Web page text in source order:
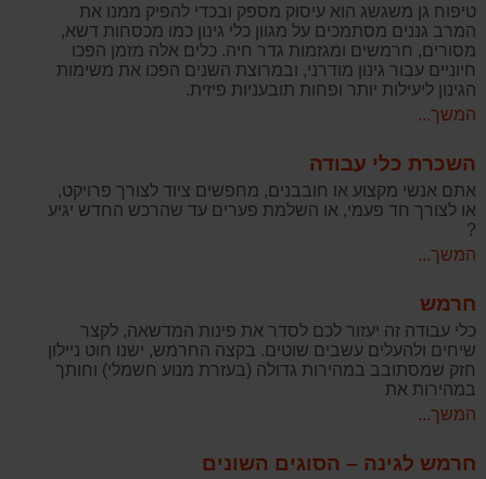
טיפוח גן משגשג הוא עיסוק מספק ובכדי להפיק ממנו את
המרב גננים מסתמכים על מגוון כלי גינון כמו מכסחות דשא,
מסורים, חרמשים ומגזמות גדר חיה. כלים אלה מזמן הפכו
חיוניים עבור גינון מודרני, ובמרוצת השנים הפכו את משימות
הגינון ליעילות יותר ופחות תובעניות פיזית.
המשך...
השכרת כלי עבודה
אתם אנשי מקצוע או חובבנים, מחפשים ציוד לצורך פרויקט,
או לצורך חד פעמי, או השלמת פערים עד שהרכש החדש יגיע
?
המשך...
חרמש
כלי עבודה זה יעזור לכם לסדר את פינות המדשאה, לקצר
שיחים ולהעלים עשבים שוטים. בקצה החרמש, ישנו חוט ניילון
חזק שמסתובב במהירות גדולה (בעזרת מנוע חשמלי) וחותך
במהירות את
המשך...
חרמש לגינה – הסוגים השונים